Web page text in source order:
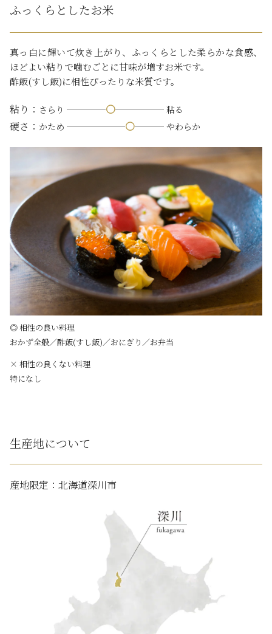
ふっくらとしたお米
真っ白に輝いて炊き上がり、ふっくらとした柔らかな食感、
ほどよい粘りで噛むごとに甘味が増すお米です。
酢飯(すし飯)に相性ぴったりな米質です。
粘り： さらり ────〇───── 粘る
硬さ： かため ──────〇─── やわらか
◎ 相性の良い料理
おかず全般／酢飯(すし飯)／おにぎり／お弁当
× 相性の良くない料理
特になし
生産地について
産地限定：北海道深川市